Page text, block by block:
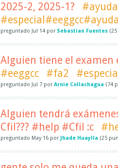
2025-2, 2025-1?
#ayuda
#especial#eeggcc#ayuda
preguntado Jul 14 por Sebastian Fuentes (25
Alguien tiene el examen
#eeggcc
#fa2
preguntado Jul 7 por Arnie Collachagua (74
Alguien tendrá
Cfil??? #help #Cfil :c
preguntado May 16 por Jhade Huaylla (25